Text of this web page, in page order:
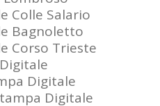
Colle Salario
Bagnoletto
Corso Trieste
Digitale
Digitale